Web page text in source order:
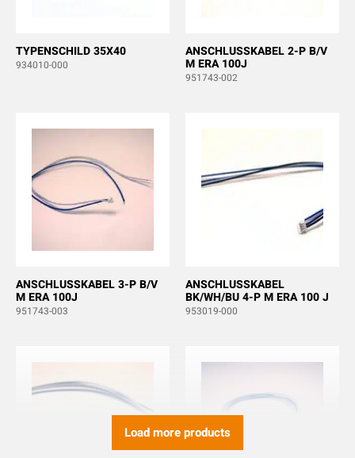
TYPENSCHILD 35X40
934010-000
ANSCHLUSSKABEL 2-P B/V
M ERA 100J
951743-002
ANSCHLUSSKABEL 3-P B/V
M ERA 100J
951743-003
ANSCHLUSSKABEL
BK/WH/BU 4-P M ERA 100 J
953019-000
Load more products